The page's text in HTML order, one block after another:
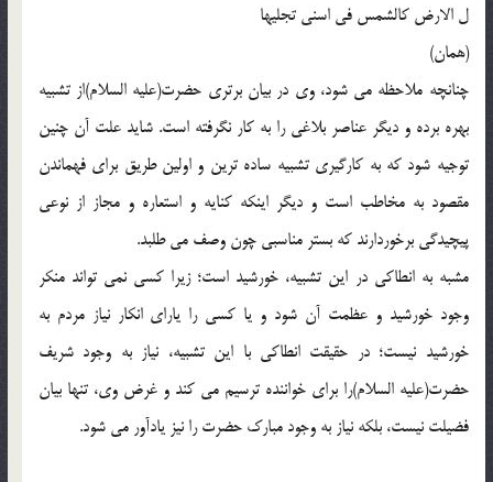
ل الارض کالشمس فی اسنی تجلیها
(همان)
چنانچه ملاحظه می شود، وی در بیان برتری حضرت(علیه السلام)از تشبیه
بهره برده و دیگر عناصر بلاغی را به کار نگرفته است. شاید علت آن چنین
توجیه شود که به کارگیری تشبیه ساده ترین و اولین طریق برای فهماندن
مقصود به مخاطب است و دیگر اینکه کنایه و استعاره و مجاز از نوعی
پیچیدگی برخوردارند که بستر مناسبی چون وصف می طلبد.
مشبه به انطاکی در این تشبیه، خورشید است؛ زیرا کسی نمی تواند منکر
وجود خورشید و عظمت آن شود و یا کسی را یارای انکار نیاز مردم به
خورشید نیست؛ در حقیقت انطاکی با این تشبیه، نیاز به وجود شریف
حضرت(علیه السلام)را برای خواننده ترسیم می کند و غرض وی، تنها بیان
فضیلت نیست، بلکه نیاز به وجود مبارک حضرت را نیز یادآور می شود.